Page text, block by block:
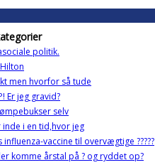
politik.
men hvorfor så tude
Er jeg gravid?
selv
inde i en tid,hvor jeg
influenza-vaccine til overvægtige ?????
komme årstal på ? og ryddet op?